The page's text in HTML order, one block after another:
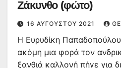
Ζάκυνθο (φώτο)
16 ΑΥΓΟΎΣΤΟΥ 2021
Η Ευρυδίκη
ακόμη μια φορά τον
ξανθιά καλλονή πήγε για